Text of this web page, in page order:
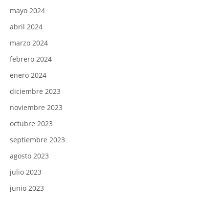
mayo 2024
abril 2024
marzo 2024
febrero 2024
enero 2024
diciembre 2023
noviembre 2023
octubre 2023
septiembre 2023
agosto 2023
julio 2023
junio 2023